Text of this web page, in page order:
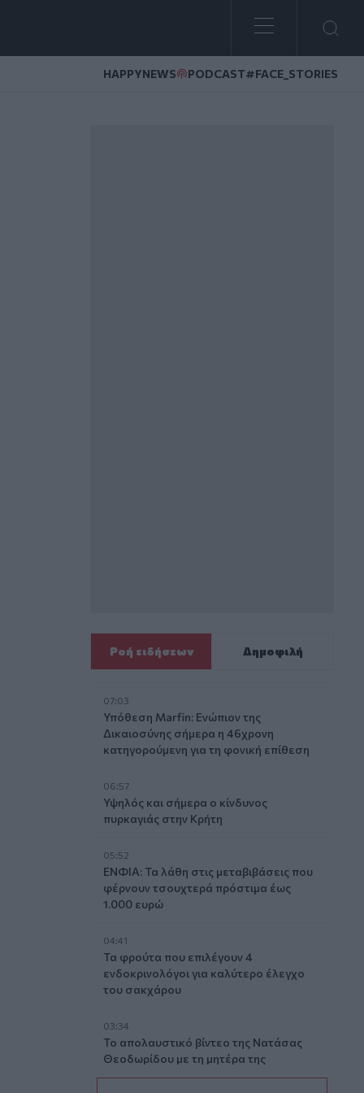
HAPPYNEWS PODCAST#FACE_STORIES
Ροή ειδήσεων Δημοφιλή
07:03
Υπόθεση Marfin: Ενώπιον της
Δικαιοσύνης σήμερα η 46χρονη
κατηγορούμενη για τη φονική επίθεση
06:57
Υψηλός και σήμερα ο κίνδυνος
πυρκαγιάς στην Κρήτη
05:52
ΕΝΦΙΑ: Τα λάθη στις μεταβιβάσεις που
φέρνουν τσουχτερά πρόστιμα έως
1.000 ευρώ
04:41
Τα φρούτα που επιλέγουν 4
ενδοκρινολόγοι για καλύτερο έλεγχο
του σακχάρου
03:34
Το απολαυστικό βίντεο της Νατάσας
Θεοδωρίδου με τη μητέρα της